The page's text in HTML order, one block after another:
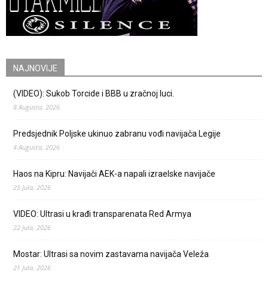
NAJNOVIJE
(VIDEO): Sukob Torcide i BBB u zračnoj luci.
8 Augusta, 2026
Predsjednik Poljske ukinuo zabranu vođi navijača Legije
4 Augusta, 2026
Haos na Kipru: Navijači AEK-a napali izraelske navijače
25 Jula, 2026
VIDEO: Ultrasi u krađi transparenata Red Armya
22 Jula, 2026
Mostar: Ultrasi sa novim zastavama navijača Veleža
21 Jula, 2026